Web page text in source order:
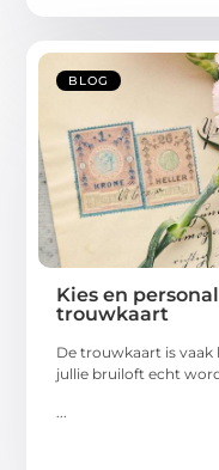
BLOG
Kies en
trouwkaart
De trouwkaart is
jullie bruiloft echt
...